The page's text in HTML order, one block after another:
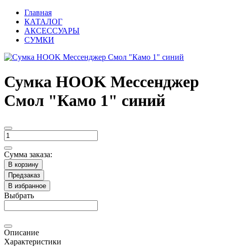
Главная
КАТАЛОГ
АКСЕССУАРЫ
СУМКИ
Сумка HOOK Мессенджер
Смол "Камо 1" синий
Сумма заказа:
В корзину
Предзаказ
В избранное
Выбрать
Описание
Характеристики